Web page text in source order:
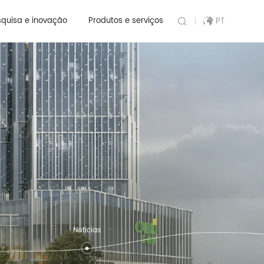
e inovação Produtos e serviços PT
Notícias